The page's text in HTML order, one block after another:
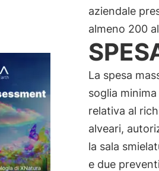
aziendale
almeno 200
La spesa
soglia
relativa al
alveari,
la sala
e due